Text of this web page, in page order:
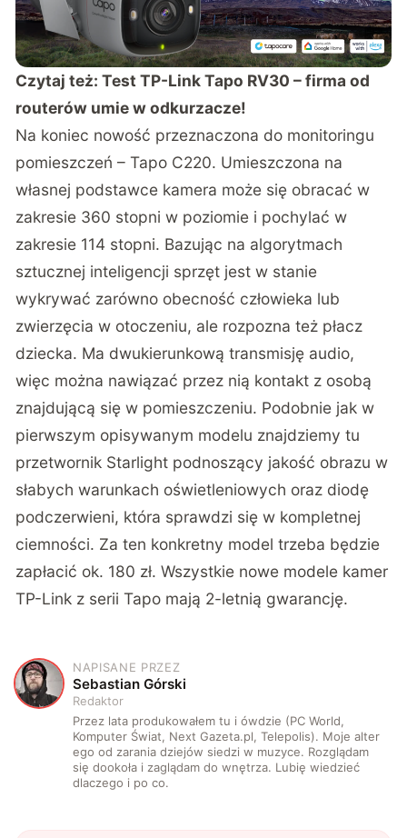
Czytaj też:Test TP-Link Tapo RV30 – firma od
routerów umie w odkurzacze!
Na koniec nowość przeznaczona do monitoringu
pomieszczeń – Tapo C220. Umieszczona na
własnej podstawce kamera może się obracać w
zakresie 360 stopni w poziomie i pochylać w
zakresie 114 stopni. Bazując na algorytmach
sztucznej inteligencji sprzęt jest w stanie
wykrywać zarówno obecność człowieka lub
zwierzęcia w otoczeniu, ale rozpozna też płacz
dziecka. Ma dwukierunkową transmisję audio,
więc można nawiązać przez nią kontakt z osobą
znajdującą się w pomieszczeniu. Podobnie jak w
pierwszym opisywanym modelu znajdziemy tu
przetwornik Starlight podnoszący jakość obrazu w
słabych warunkach oświetleniowych oraz diodę
podczerwieni, która sprawdzi się w kompletnej
ciemności. Za ten konkretny model trzeba będzie
zapłacić ok. 180 zł. Wszystkie nowe modele kamer
TP-Link z serii Tapo mają 2-letnią gwarancję.
S
NAPISANE PRZEZ
Sebastian Górski
Redaktor
Przez lata produkowałem tu i ówdzie (PC World,
Komputer Świat, Next Gazeta.pl, Telepolis). Moje alter
ego od zarania dziejów siedzi w muzyce. Rozglądam
się dookoła i zaglądam do wnętrza. Lubię wiedzieć
dlaczego i po co.